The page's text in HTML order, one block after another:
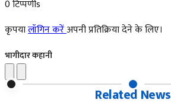
0 टिप्पणीs
कृपयालॉगिन करेंअपनी प्रतिक्रिया देने के लिए।
भागीदार कहानी
Related News